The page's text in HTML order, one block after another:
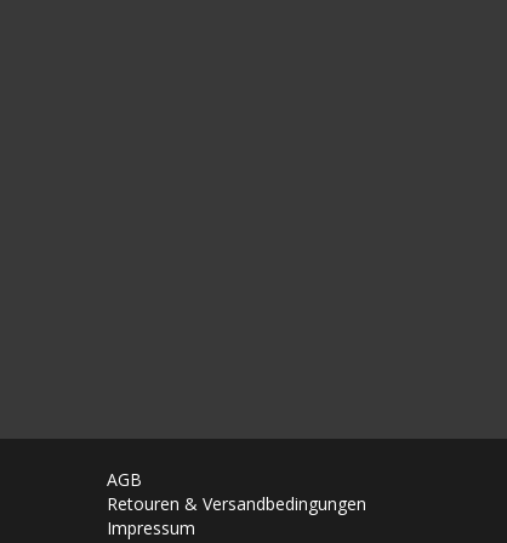
AGB
Retouren & Versandbedingungen
Impressum